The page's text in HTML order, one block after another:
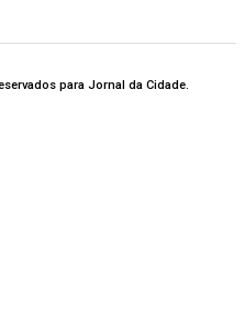
para Jornal da Cidade.